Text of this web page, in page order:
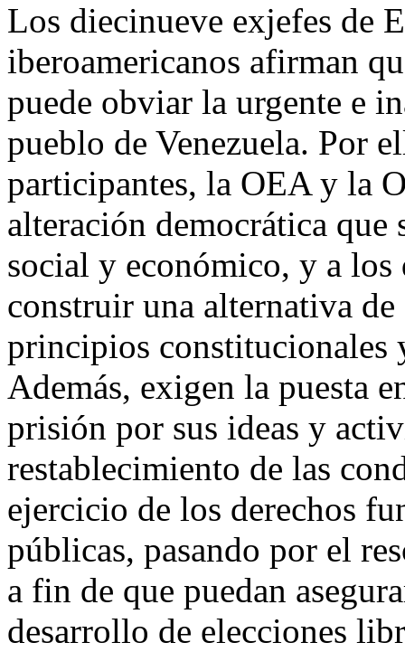
Los diecinueve exjefes de
iberoamericanos afirman
puede obviar la urgente e
pueblo de Venezuela. Por
participantes, la OEA y la
alteración democrática
social y económico, y a los
construir una alternativa
principios constitucionales
Además, exigen la puesta
prisión por sus ideas y
restablecimiento de las
ejercicio de los derechos
públicas, pasando por el
a fin de que puedan
desarrollo de elecciones